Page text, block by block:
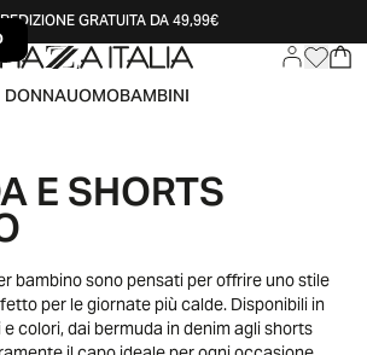
GRATUITA DA 49,99€
DONNAUOMOBAMBINI
E SHORTS
bambino sono pensati per offrire uno stile
per le giornate più calde. Disponibili in
colori, dai bermuda in denim agli shorts